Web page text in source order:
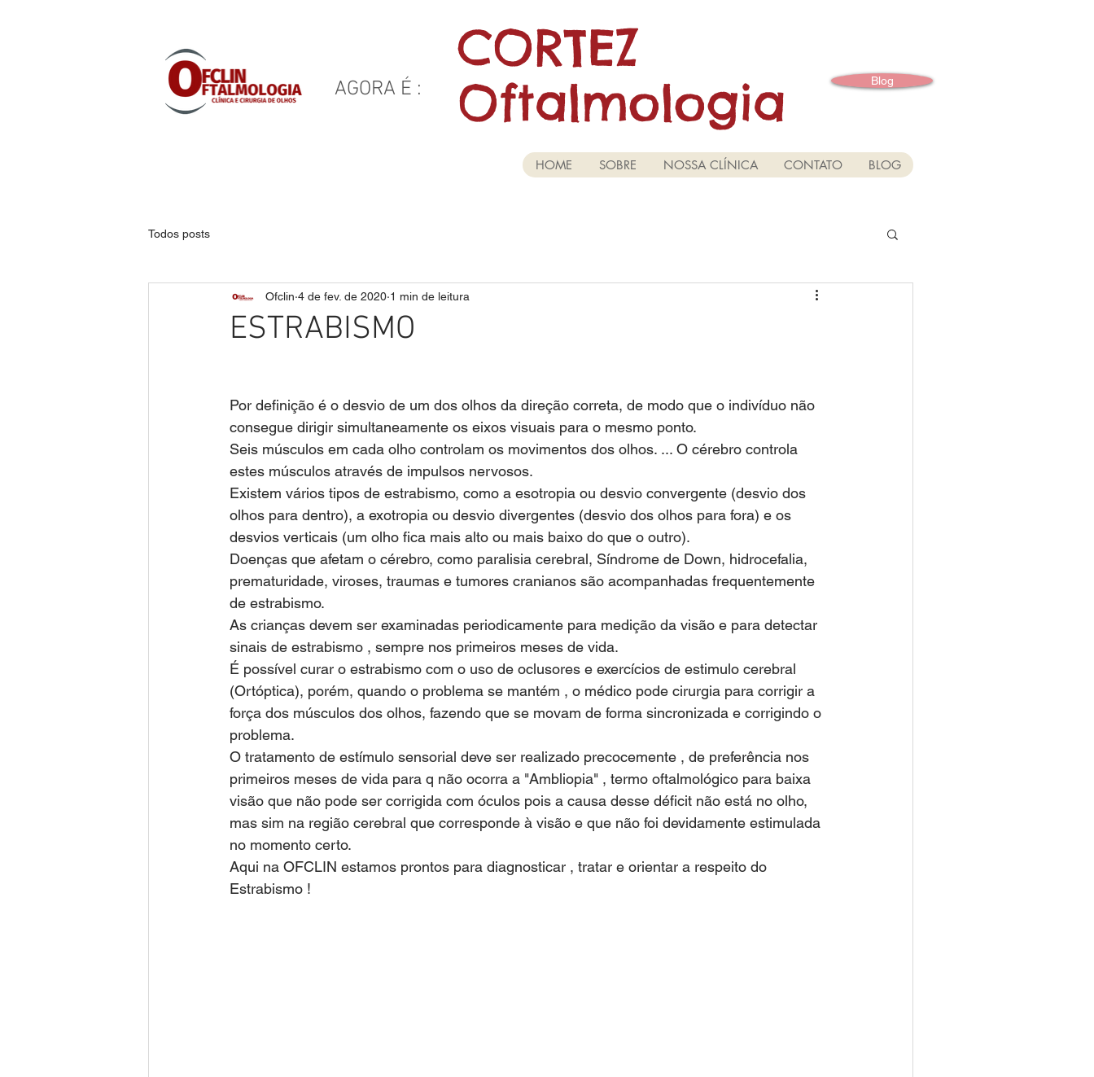
AGORA É :
CORTEZ
Oftalmologia
Blog
HOME SOBRE NOSSA CLÍNICA CONTATO BLOG
Todos posts
ESTRABISMO
Ofclin 4 de fev. de 2020 1 min de leitura
Por definição é o desvio de um dos olhos da direção correta, de modo que o indivíduo não
consegue dirigir simultaneamente os eixos visuais para o mesmo ponto.
Seis músculos em cada olho controlam os movimentos dos olhos. ... O cérebro controla
estes músculos através de impulsos nervosos.
Existem vários tipos de estrabismo, como a esotropia ou desvio convergente (desvio dos
olhos para dentro), a exotropia ou desvio divergentes (desvio dos olhos para fora) e os
desvios verticais (um olho fica mais alto ou mais baixo do que o outro).
Doenças que afetam o cérebro, como paralisia cerebral, Síndrome de Down, hidrocefalia,
prematuridade, viroses, traumas e tumores cranianos são acompanhadas frequentemente
de estrabismo.
As crianças devem ser examinadas periodicamente para medição da visão e para detectar
sinais de estrabismo , sempre nos primeiros meses de vida.
É possível curar o estrabismo com o uso de oclusores e exercícios de estimulo cerebral
(Ortóptica), porém, quando o problema se mantém , o médico pode cirurgia para corrigir a
força dos músculos dos olhos, fazendo que se movam de forma sincronizada e corrigindo o
problema.
O tratamento de estímulo sensorial deve ser realizado precocemente , de preferência nos
primeiros meses de vida para q não ocorra a "Ambliopia" , termo oftalmológico para baixa
visão que não pode ser corrigida com óculos pois a causa desse déficit não está no olho,
mas sim na região cerebral que corresponde à visão e que não foi devidamente estimulada
no momento certo.
Aqui na OFCLIN estamos prontos para diagnosticar , tratar e orientar a respeito do
Estrabismo !